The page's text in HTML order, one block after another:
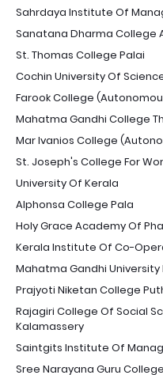
Sahrdaya Institute Of
Sanatana Dharma College
St. Thomas College Palai
Cochin University Of
Farook College
Mahatma Gandhi College
Mar Ivanios College
St. Joseph's College For
University Of Kerala
Alphonsa College Pala
Holy Grace Academy Of
Kerala Institute Of Co-
Mahatma Gandhi
Prajyoti Niketan College
Rajagiri College Of Social
Kalamassery
Saintgits Institute Of
Sree Narayana Guru